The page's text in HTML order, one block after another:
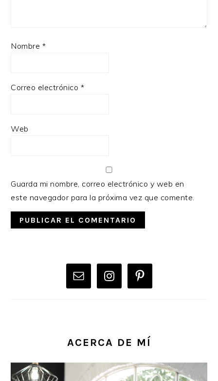
Nombre *
Correo electrónico *
Web
Guarda mi nombre, correo electrónico y web en
este navegador para la próxima vez que comente.
PRIMARY
ACERCA DE MÍ